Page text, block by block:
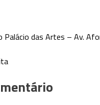
Palácio das Artes – Av.